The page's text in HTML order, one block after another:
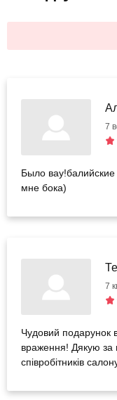
7
Было
мне бока)
7
Чудовий подарунок
враження! Дякую за
співробітників